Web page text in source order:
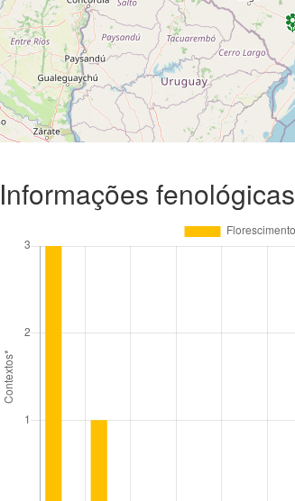
Informações fenológicas